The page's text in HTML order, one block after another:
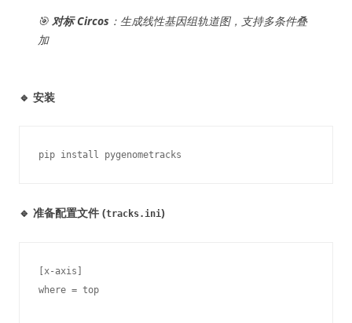
🎯 对标 Circos ：生成线性基因组轨道图，支持多条件叠
加
🔹 安装
pip install pygenometracks
🔹 准备配置文件 (tracks.ini)
[x-axis]
where = top